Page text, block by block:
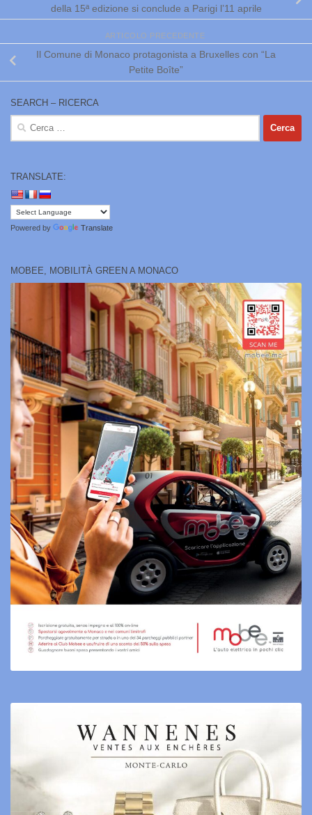
della 15ª edizione si conclude a Parigi l’11 aprile
ARTICOLO PRECEDENTE
Il Comune di Monaco protagonista a Bruxelles con “La
Petite Boîte”
SEARCH – RICERCA
Ricerca
TRANSLATE:
Powered by Translate
MOBEE, MOBILITÀ GREEN A MONACO